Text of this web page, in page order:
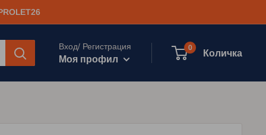
Вход/ Регистрация
Моя профил
0
Количка